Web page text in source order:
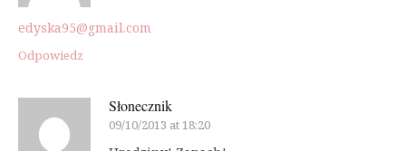
edyska95@gmail.com
Odpowiedz
Słonecznik
09/10/2013 at 18:20